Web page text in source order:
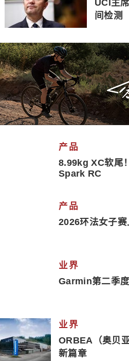
UCI主
间检测
产品
8.99kg XC软尾
Spark RC
产品
2026环法女子
业界
Garmin第二季
业界
ORBEA（奥贝
新篇章